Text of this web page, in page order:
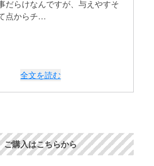
だらけなんですが、与えやすそ
点からチ…
全文を読む
ご購入はこちらから